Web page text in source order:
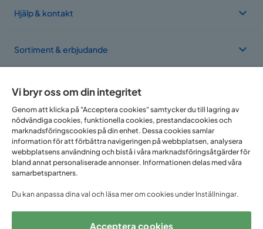
Hjälp & kontakt
Sortiment & erbjudande
Om Trademax
Vi finns i flera länder
Vi bryr oss om din integritet
Genom att klicka på "Acceptera cookies" samtycker du till lagring av
nödvändiga cookies, funktionella cookies, prestandacookies och
marknadsföringscookies på din enhet. Dessa cookies samlar
information för att förbättra navigeringen på webbplatsen, analysera
webbplatsens användning och bistå i våra marknadsföringsåtgärder för
bland annat personaliserade annonser. Informationen delas med våra
samarbetspartners.
Du kan anpassa dina val och läsa mer om cookies under Inställningar.
Acceptera cookies